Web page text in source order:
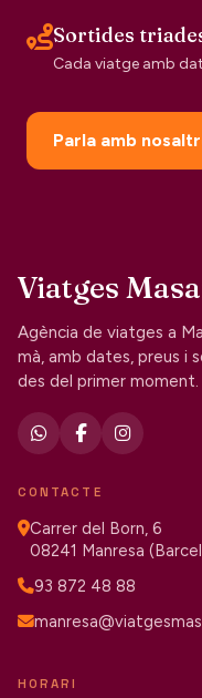
Sortides
Cada viatge amb
Parla amb
Viatges
Agència de viatges a
mà, amb dates, preus i
des del primer moment.
CONTACTE
Carrer del Born, 6
08241 Manresa
93 872 48 88
HORARI